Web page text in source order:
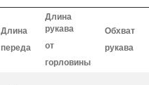
Длина
переда
Длина
рукава
от
горловины
Обхват
рукава